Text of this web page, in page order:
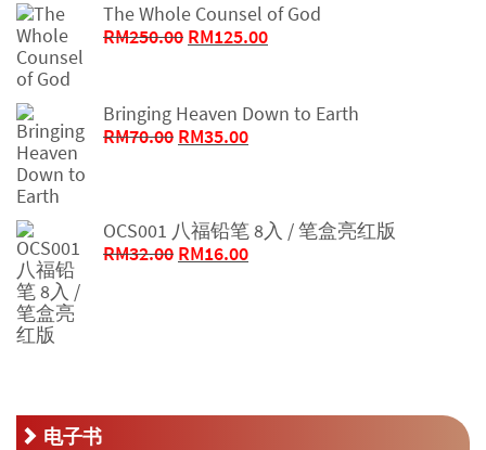
The Whole Counsel of God
RM250.00 原
RM250.00。
RM125.00当
格
Bringing Heaven Down to Earth
RM70.00 原
RM35.00当
为：
RM35.00。
OCS001 八福铅笔 8入 / 笔盒亮红版
RM32.00 原
RM16.00当
电子书